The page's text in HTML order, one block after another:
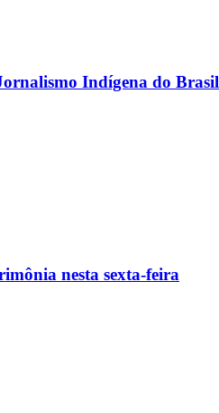
Indígena do Brasil
nesta sexta-feira